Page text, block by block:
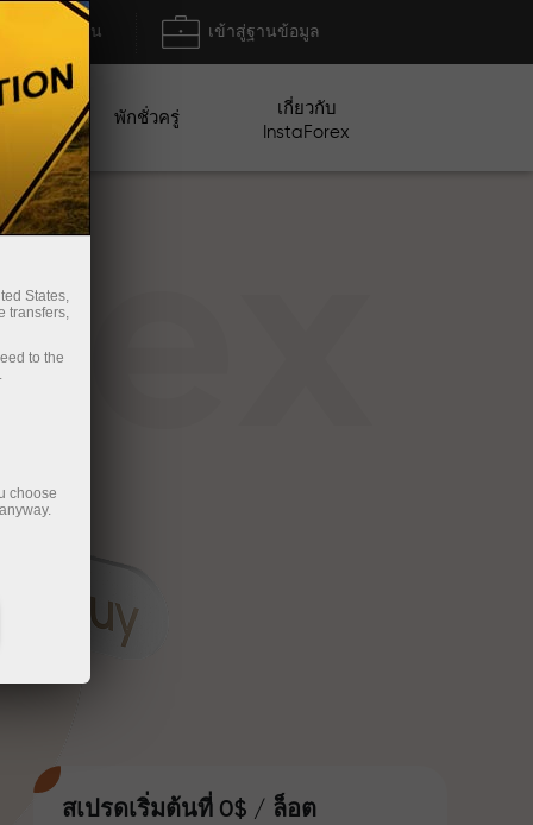
ฝาก/ถอน เข้าสู่ฐานข้อมูล
พักชั่วครู่
เกี่ยวกับ
InstaForex
สเปรดเริ่มต้นที่ 0$ / ล็อต
States,
transfers,
to the
choose